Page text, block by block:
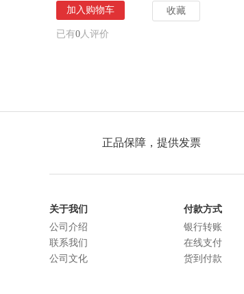
加入购物车 收藏
已有0人评价
正品保障，提供发票
关于我们
公司介绍
联系我们
公司文化
付款方式
银行转账
在线支付
货到付款